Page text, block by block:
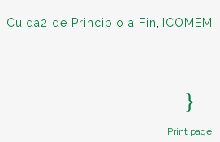
Cuida2 de Principio a Fin ICOMEM
Print page